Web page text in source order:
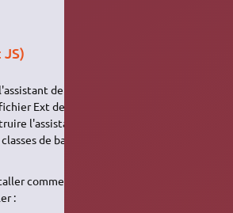
de code pour
Ext de projet .jsb et le script de doc
l'assistant de code qui inclut les
de base et de la documentation
comme un plugin Eclipse dans
: